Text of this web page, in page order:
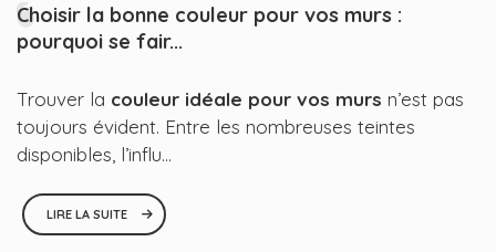
Choisir la bonne couleur pour vos murs :
pourquoi se fair...
Trouver la couleur idéale pour vos murs n’est pas
toujours évident. Entre les nombreuses teintes
disponibles, l’influ...
LIRE LA SUITE